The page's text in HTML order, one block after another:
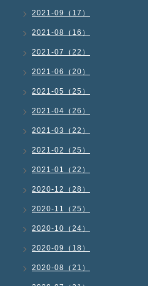
2021-09（17）
2021-08（16）
2021-07（22）
2021-06（20）
2021-05（25）
2021-04（26）
2021-03（22）
2021-02（25）
2021-01（22）
2020-12（28）
2020-11（25）
2020-10（24）
2020-09（18）
2020-08（21）